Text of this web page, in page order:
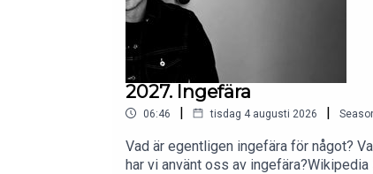
2027. Ingefära
06:46 | tisdag 4 augusti 2026 |
Vad är egentligen ingefära för något?
har vi använt oss av